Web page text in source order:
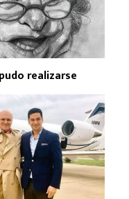
realizarse